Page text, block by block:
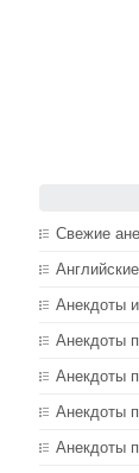
Свежие
Анекдоты
Анекдоты
Анекдоты
Анекдоты
Анекдоты